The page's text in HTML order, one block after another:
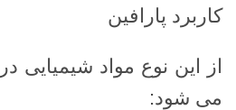
کاربرد پارافین
از این نوع مواد شیمیایی
می شود: